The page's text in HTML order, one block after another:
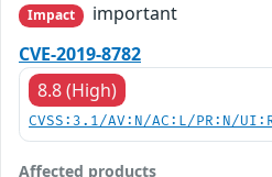
Impact
important
CVE-2019-8782
8.8 (High)
CVSS:3.1/AV:N/AC:L/PR:N/
Affected products